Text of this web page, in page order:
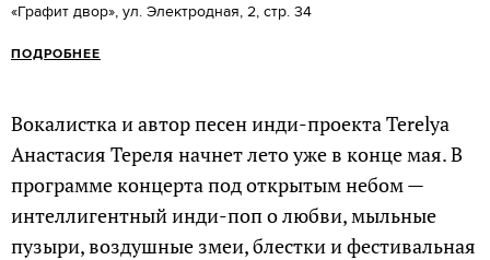
«Графит двор», ул. Электродная, 2, стр. 34
ПОДРОБНЕЕ
Вокалистка и автор песен инди-проекта Terelya
Анастасия Тереля начнет лето уже в конце мая. В
программе концерта под открытым небом —
интеллигентный инди-поп о любви, мыльные
пузыри, воздушные змеи, блестки и фестивальная